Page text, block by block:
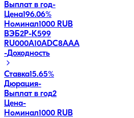
Выплат в год-
Цена196.06%
Номинал1000 RUB
ВЭБ2Р-К599
RU000A10ADC8AAA
-Доходность
Ставка15.65%
Дюрация-
Выплат в год2
Цена-
Номинал1000 RUB